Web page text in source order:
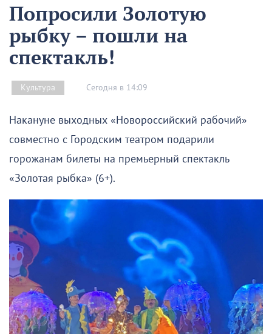
Попросили Золотую
рыбку – пошли на
спектакль!
Культура Сегодня в 14:09
Накануне выходных «Новороссийский рабочий»
совместно с Городским театром подарили
горожанам билеты на премьерный спектакль
«Золотая рыбка» (6+).